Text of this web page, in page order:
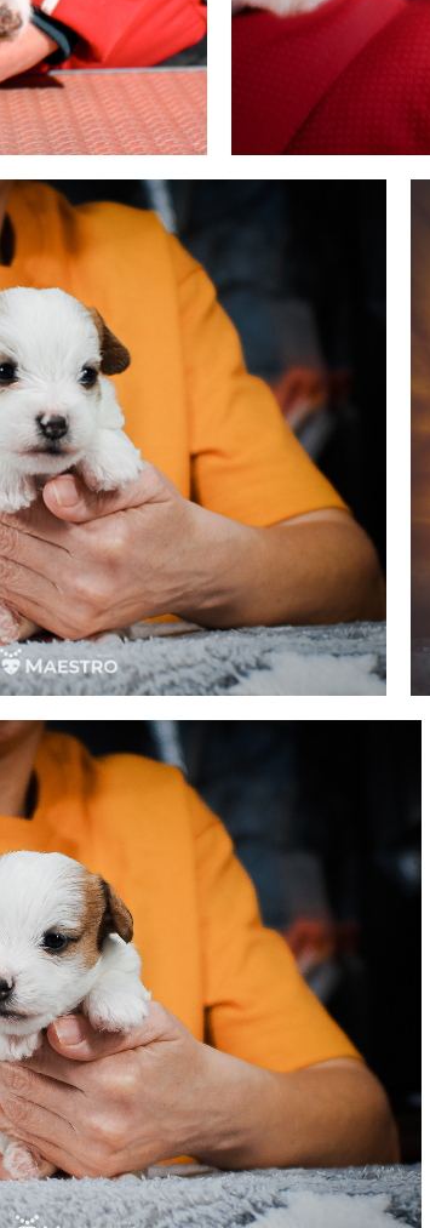
Девочка 1. Бело-рыжая. др. 05.01.2026